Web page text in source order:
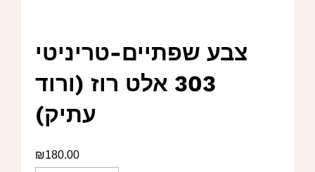
צבע שפתיים-טריניטי
303 אלט רוז (ורוד
עתיק)
₪180.00